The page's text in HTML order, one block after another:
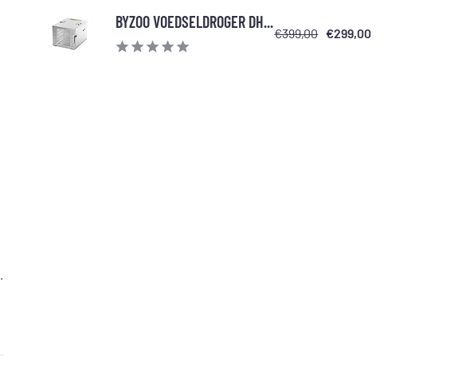
BYZOO VOEDSELDROGER DH...
€399,00 €299,00